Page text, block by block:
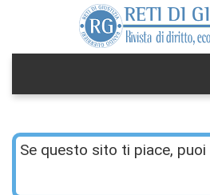
Se questo sito ti piace,